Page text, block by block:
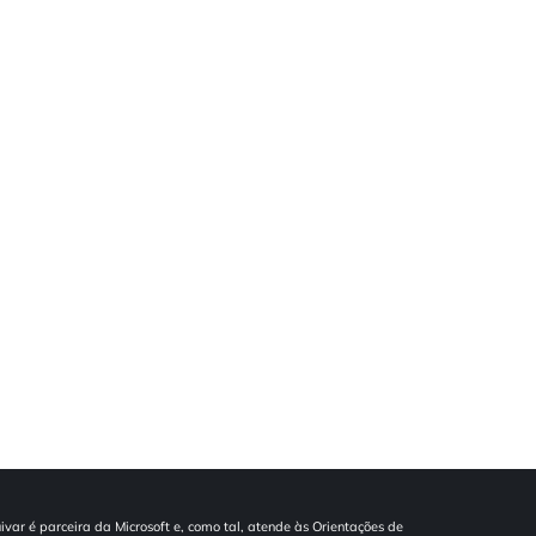
é parceira da Microsoft e, como tal, atende às Orientações de